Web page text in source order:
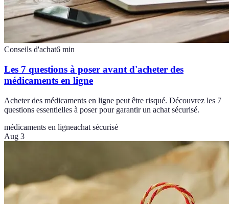
Conseils d'achat6 min
Les 7 questions à poser avant d'acheter des
médicaments en ligne
Acheter des médicaments en ligne peut être risqué. Découvrez les 7
questions essentielles à poser pour garantir un achat sécurisé.
médicaments en ligneachat sécurisé
Aug 3